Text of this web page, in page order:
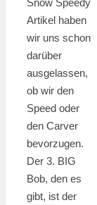
Snow Speedy
Artikel haben
wir uns schon
darüber
ausgelassen,
ob wir den
Speed oder
den Carver
bevorzugen.
Der 3. BIG
Bob, den es
gibt, ist der